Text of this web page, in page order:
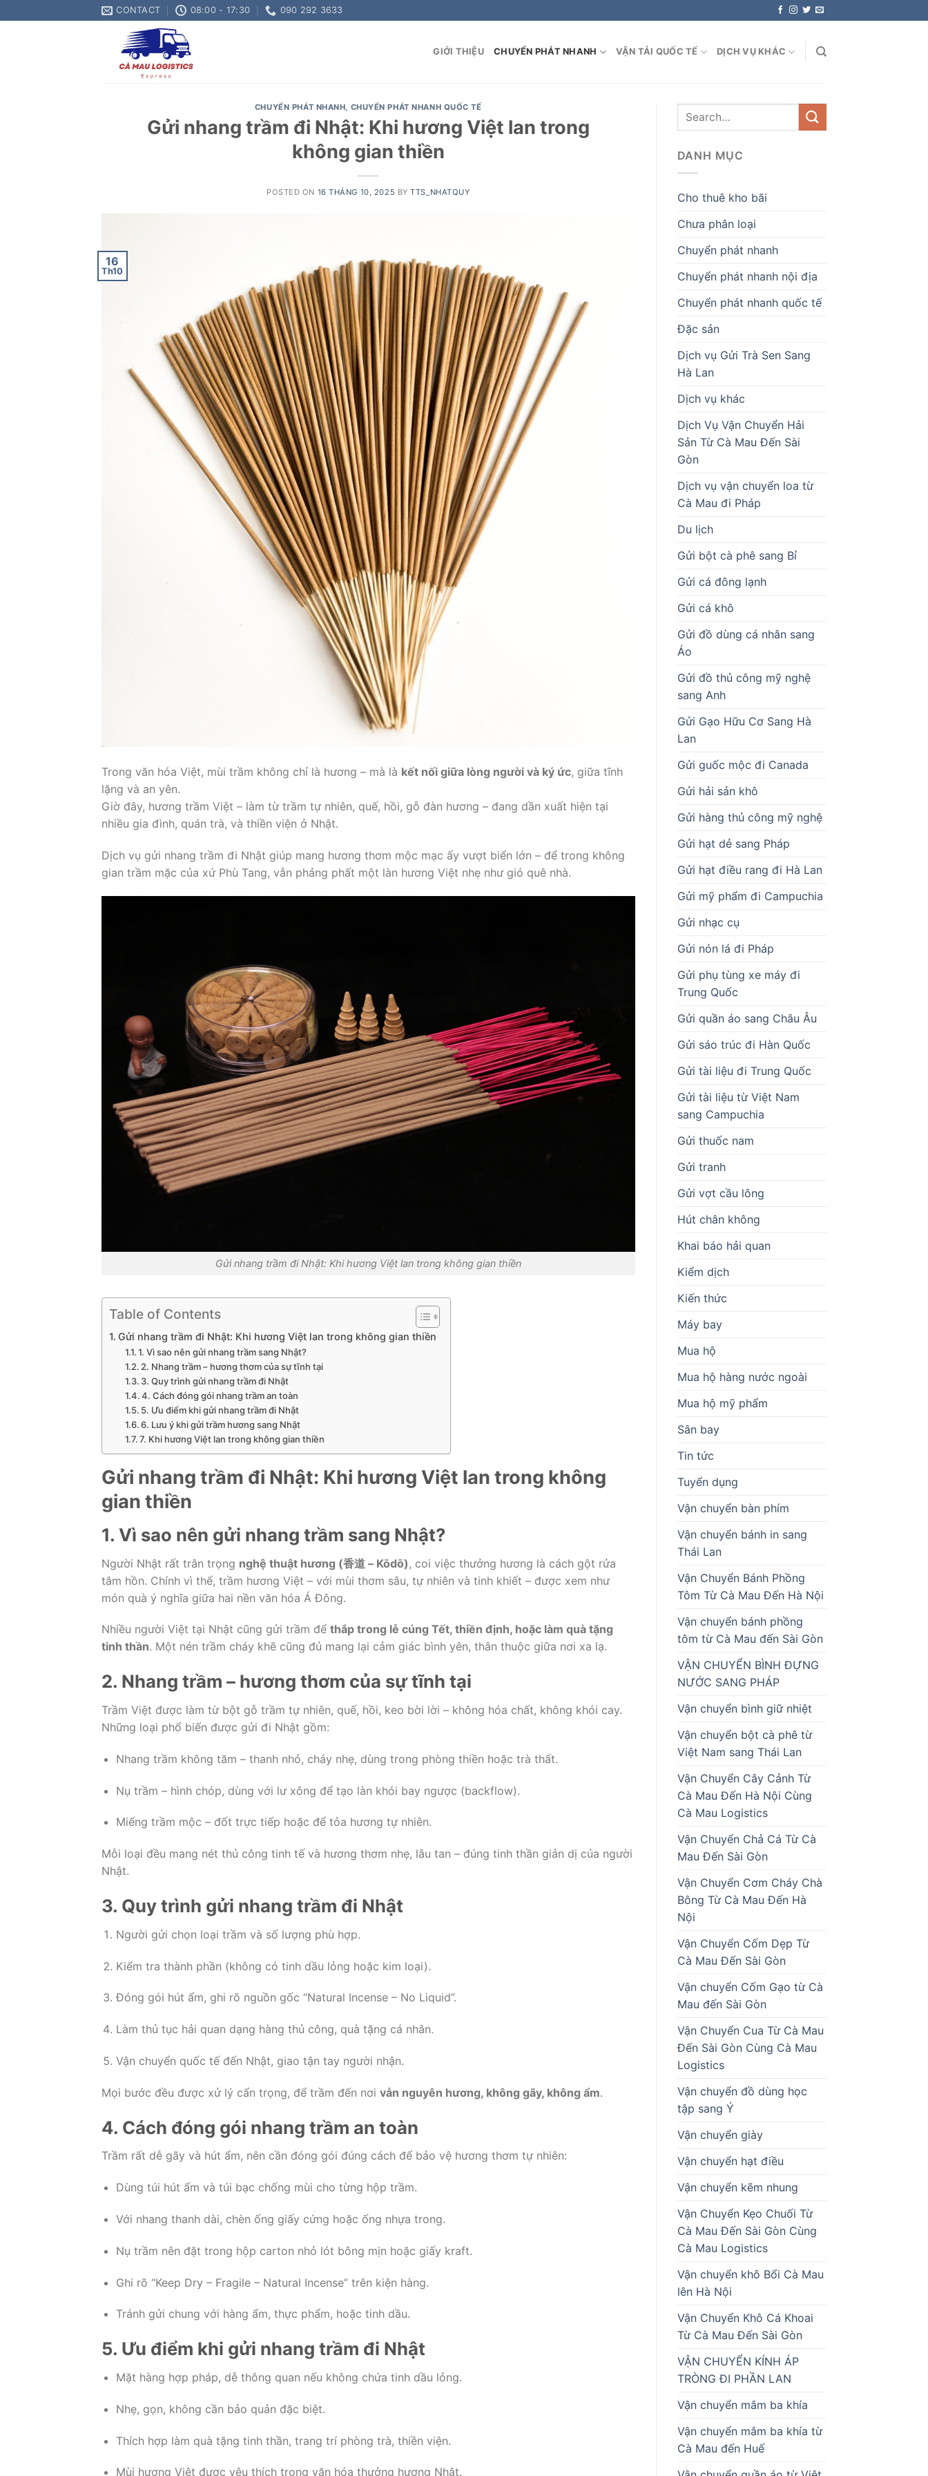
to
CONTACT 08:00 - 17:30 090 292 3633
GIỚI THIỆU CHUYỂN PHÁT NHANH VẬN TẢI QUỐC TẾ DỊCH VỤ KHÁC
CHUYỂN PHÁT NHANH, CHUYỂN PHÁT NHANH QUỐC TẾ
Gửi nhang trầm đi Nhật: Khi hương Việt lan trong
không gian thiền
POSTED ON 16 THÁNG 10, 2025 BYTTS_NHATQUY
16
Th10
Trong văn hóa Việt, mùi trầm không chỉ là hương – mà là kết nối giữa lòng người và ký ức, giữa tĩnh
lặng và an yên.
Giờ đây, hương trầm Việt – làm từ trầm tự nhiên, quế, hồi, gỗ đàn hương – đang dần xuất hiện tại
nhiều gia đình, quán trà, và thiền viện ở Nhật.
Dịch vụ gửi nhang trầm đi Nhật giúp mang hương thơm mộc mạc ấy vượt biển lớn – để trong không
gian trầm mặc của xứ Phù Tang, vẫn phảng phất một làn hương Việt nhẹ như gió quê nhà.
Gửi nhang trầm đi Nhật: Khi hương Việt lan trong không gian thiền
Table of Contents
Gửi nhang trầm đi Nhật: Khi hương Việt lan trong không gian thiền
1. Vì sao nên gửi nhang trầm sang Nhật?
2. Nhang trầm – hương thơm của sự tĩnh tại
3. Quy trình gửi nhang trầm đi Nhật
4. Cách đóng gói nhang trầm an toàn
5. Ưu điểm khi gửi nhang trầm đi Nhật
6. Lưu ý khi gửi trầm hương sang Nhật
7. Khi hương Việt lan trong không gian thiền
Gửi nhang trầm đi Nhật: Khi hương Việt lan trong không
gian thiền
1. Vì sao nên gửi nhang trầm sang Nhật?
Người Nhật rất trân trọng nghệ thuật hương (香道 – Kōdō) , coi việc thưởng hương là cách gột rửa
tâm hồn. Chính vì thế, trầm hương Việt – với mùi thơm sâu, tự nhiên và tinh khiết – được xem như
món quà ý nghĩa giữa hai nền văn hóa Á Đông.
Nhiều người Việt tại Nhật cũng gửi trầm để thắp trong lễ cúng Tết, thiền định, hoặc làm quà tặng
tinh thần. Một nén trầm cháy khẽ cũng đủ mang lại cảm giác bình yên, thân thuộc giữa nơi xa lạ.
2. Nhang trầm – hương thơm của sự tĩnh tại
Trầm Việt được làm từ bột gỗ trầm tự nhiên, quế, hồi, keo bời lời – không hóa chất, không khói cay.
Những loại phổ biến được gửi đi Nhật gồm:
Nhang trầm không tăm – thanh nhỏ, cháy nhẹ, dùng trong phòng thiền hoặc trà thất.
Nụ trầm – hình chóp, dùng với lư xông để tạo làn khói bay ngược (backflow).
Miếng trầm mộc – đốt trực tiếp hoặc để tỏa hương tự nhiên.
Mỗi loại đều mang nét thủ công tinh tế và hương thơm nhẹ, lâu tan – đúng tinh thần giản dị của người
Nhật.
3. Quy trình gửi nhang trầm đi Nhật
Người gửi chọn loại trầm và số lượng phù hợp.
Kiểm tra thành phần (không có tinh dầu lỏng hoặc kim loại).
Đóng gói hút ẩm, ghi rõ nguồn gốc “Natural Incense – No Liquid”.
Làm thủ tục hải quan dạng hàng thủ công, quà tặng cá nhân.
Vận chuyển quốc tế đến Nhật, giao tận tay người nhận.
Mọi bước đều được xử lý cẩn trọng, để trầm đến nơi vẫn nguyên hương, không gãy, không ẩm.
4. Cách đóng gói nhang trầm an toàn
Trầm rất dễ gãy và hút ẩm, nên cần đóng gói đúng cách để bảo vệ hương thơm tự nhiên:
Dùng túi hút ẩm và túi bạc chống mùi cho từng hộp trầm.
Với nhang thanh dài, chèn ống giấy cứng hoặc ống nhựa trong.
Nụ trầm nên đặt trong hộp carton nhỏ lót bông mịn hoặc giấy kraft.
Ghi rõ “Keep Dry – Fragile – Natural Incense” trên kiện hàng.
Tránh gửi chung với hàng ẩm, thực phẩm, hoặc tinh dầu.
5. Ưu điểm khi gửi nhang trầm đi Nhật
Mặt hàng hợp pháp, dễ thông quan nếu không chứa tinh dầu lỏng.
Nhẹ, gọn, không cần bảo quản đặc biệt.
Thích hợp làm quà tặng tinh thần, trang trí phòng trà, thiền viện.
Mùi hương Việt được yêu thích trong văn hóa thưởng hương Nhật.
DANH MỤC
Cho thuê kho bãi
Chưa phân loại
Chuyển phát nhanh
Chuyển phát nhanh nội địa
Chuyển phát nhanh quốc tế
Đặc sản
Dịch vụ Gửi Trà Sen Sang
Hà Lan
Dịch vụ khác
Dịch Vụ Vận Chuyển Hải
Sản Từ Cà Mau Đến Sài
Gòn
Dịch vụ vận chuyển loa từ
Cà Mau đi Pháp
Du lịch
Gửi bột cà phê sang Bỉ
Gửi cá đông lạnh
Gửi cá khô
Gửi đồ dùng cá nhân sang
Áo
Gửi đồ thủ công mỹ nghệ
sang Anh
Gửi Gạo Hữu Cơ Sang Hà
Lan
Gửi guốc mộc đi Canada
Gửi hải sản khô
Gửi hàng thủ công mỹ nghệ
Gửi hạt dẻ sang Pháp
Gửi hạt điều rang đi Hà Lan
Gửi mỹ phẩm đi Campuchia
Gửi nhạc cụ
Gửi nón lá đi Pháp
Gửi phụ tùng xe máy đi
Trung Quốc
Gửi quần áo sang Châu Âu
Gửi sáo trúc đi Hàn Quốc
Gửi tài liệu đi Trung Quốc
Gửi tài liệu từ Việt Nam
sang Campuchia
Gửi thuốc nam
Gửi tranh
Gửi vợt cầu lông
Hút chân không
Khai báo hải quan
Kiểm dịch
Kiến thức
Máy bay
Mua hộ
Mua hộ hàng nước ngoài
Mua hộ mỹ phẩm
Sân bay
Tin tức
Tuyển dụng
Vận chuyển bàn phím
Vận chuyển bánh in sang
Thái Lan
Vận Chuyển Bánh Phồng
Tôm Từ Cà Mau Đến Hà Nội
Vận chuyển bánh phồng
tôm từ Cà Mau đến Sài Gòn
VẬN CHUYỂN BÌNH ĐỰNG
NƯỚC SANG PHÁP
Vận chuyển bình giữ nhiệt
Vận chuyển bột cà phê từ
Việt Nam sang Thái Lan
Vận Chuyển Cây Cảnh Từ
Cà Mau Đến Hà Nội Cùng
Cà Mau Logistics
Vận Chuyển Chả Cá Từ Cà
Mau Đến Sài Gòn
Vận Chuyển Cơm Cháy Chà
Bông Từ Cà Mau Đến Hà
Nội
Vận Chuyển Cốm Dẹp Từ
Cà Mau Đến Sài Gòn
Vận chuyển Cốm Gạo từ Cà
Mau đến Sài Gòn
Vận Chuyển Cua Từ Cà Mau
Đến Sài Gòn Cùng Cà Mau
Logistics
Vận chuyển đồ dùng học
tập sang Ý
Vận chuyển giày
Vận chuyển hạt điều
Vận chuyển kẽm nhung
Vận Chuyển Kẹo Chuối Từ
Cà Mau Đến Sài Gòn Cùng
Cà Mau Logistics
Vận chuyển khô Bổi Cà Mau
lên Hà Nội
Vận Chuyển Khô Cá Khoai
Từ Cà Mau Đến Sài Gòn
VẬN CHUYỂN KÍNH ÁP
TRÒNG ĐI PHẦN LAN
Vận chuyển mắm ba khía
Vận chuyển mắm ba khía từ
Cà Mau đến Huế